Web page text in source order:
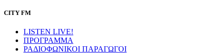
CITY FM
LISTEN LIVE!
ΠΡΟΓΡΑΜΜΑ
ΡΑΔΙΟΦΩΝΙΚΟΙ ΠΑΡΑΓΩΓΟΙ